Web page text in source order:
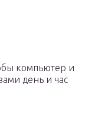
компьютер и
день и час